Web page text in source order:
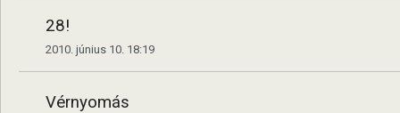
28!
2010. június 10. 18:19
Vérnyomás